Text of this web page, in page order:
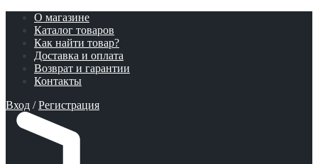
О магазине
Каталог товаров
Как найти товар?
Доставка и оплата
Возврат и гарантии
Контакты
Вход / Регистрация